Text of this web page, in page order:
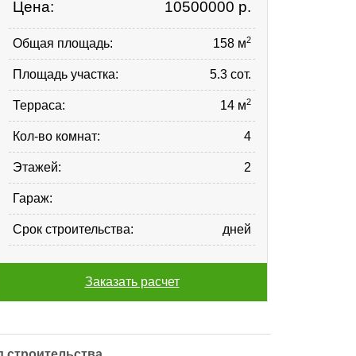
Цена: 10500000 р.
Общая площадь: 158 м2
Площадь участка: 5.3 сот.
Терраса: 14 м2
Кол-во комнат: 4
Этажей: 2
Гараж:
Срок строительства: дней
Заказать расчет